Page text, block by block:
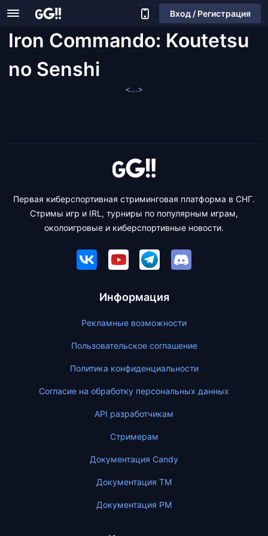
Вход / Регистрация
Iron Commando: Koutetsu
no Senshi
<...>
Первая киберспортивная стриминговая платформа в СНГ.
Стримы игр и IRL, турниры по популярным играм,
околоигровые и киберспортивные новости.
Информация
Рекламные возможности
Пользовательское соглашение
Политика конфиденциальности
Согласие на обработку персональных данных
API разработчикам
Стримерам
Документация Candy
Документация ТМ
Документация PM